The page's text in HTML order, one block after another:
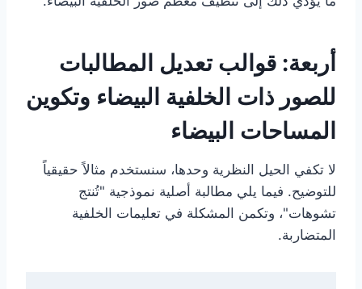
أربعة: قوالب تعديل المطالبات
للصور ذات الخلفية البيضاء وتكوين
المساحات البيضاء
لا تكفي الحيل النظرية وحدها، سنستخدم مثالاً حقيقياً
للتوضيح. فيما يلي مطالبة أصلية نموذجية "تُنتج
تشوهات"، وتكمن المشكلة في تعليمات الخلفية
المتضاربة.